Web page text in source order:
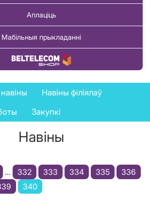
Аплаціць
Мабільныя прыкладанні
Купіць тавар
Навіны філіялаў
Закупкі
Навіны
… Старонка
332 Старонка
333 Старонка
334 Старонка
335
336
Current
340